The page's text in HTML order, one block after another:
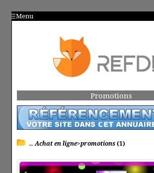
Menu
Promotions
.. Achat en ligne>promotions(1)